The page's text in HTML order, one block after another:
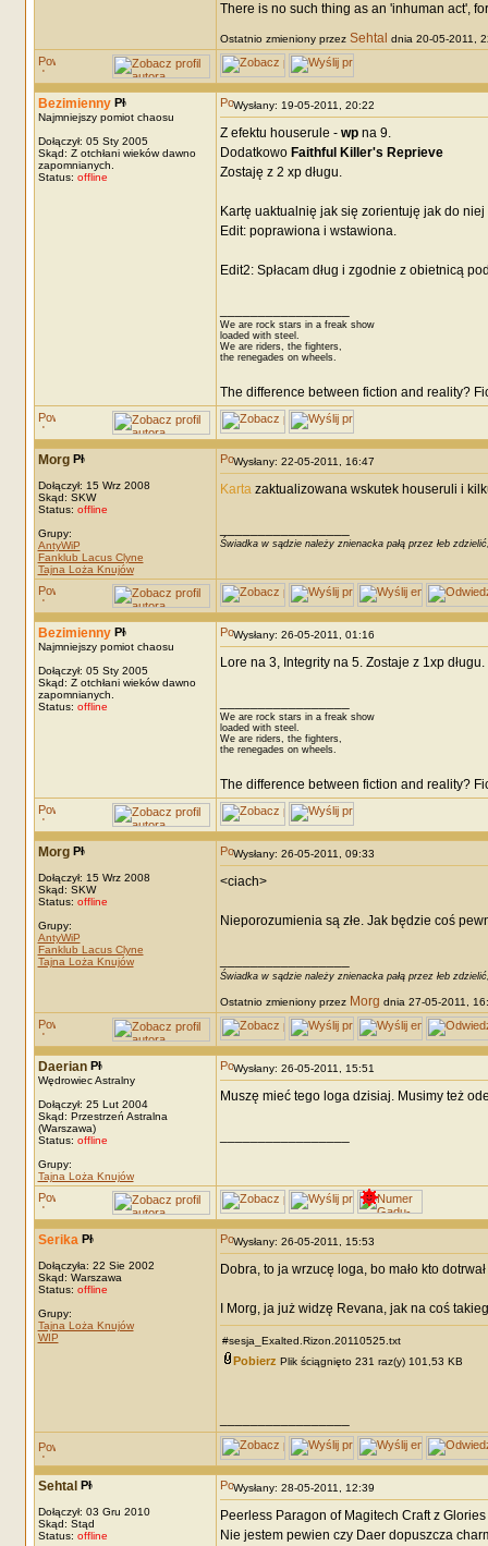
There is no such thing as an 'inhuman act',
Ostatnio zmieniony przez Sehtal dnia 20-05-2011,
Bezimienny
Najmniejszy pomiot chaosu
Dołączył: 05 Sty 2005
Skąd: Z otchłani wieków dawno
zapomnianych.
Status: offline
Wysłany: 19-05-2011, 20:22
Z efektu houserule - wpna 9.
Dodatkowo Faithful Killer's Reprieve
Zostaję z 2 xp długu.
Kartę uaktualnię jak się zorientuję jak do
Edit: poprawiona i wstawiona.
Edit2: Spłacam dług i zgodnie z obietnicą
We are rock stars in a freak show
loaded with steel.
We are riders, the fighters,
the renegades on wheels.
The difference between fiction and reality?
Morg
Dołączył: 15 Wrz 2008
Skąd: SKW
Status: offline
Grupy:
AntyWiP
Fanklub Lacus Clyne
Tajna Loża Knujów
Wysłany: 22-05-2011, 16:47
Kartazaktualizowana wskutek houseruli i
Świadka w sądzie należy znienacka pałą przez łeb
Bezimienny
Najmniejszy pomiot chaosu
Dołączył: 05 Sty 2005
Skąd: Z otchłani wieków dawno
zapomnianych.
Status: offline
Wysłany: 26-05-2011, 01:16
Lore na 3, Integrity na 5. Zostaje z 1xp długu.
We are rock stars in a freak show
loaded with steel.
We are riders, the fighters,
the renegades on wheels.
The difference between fiction and reality?
Morg
Dołączył: 15 Wrz 2008
Skąd: SKW
Status: offline
Grupy:
AntyWiP
Fanklub Lacus Clyne
Tajna Loża Knujów
Wysłany: 26-05-2011, 09:33
<ciach>
Nieporozumienia są złe. Jak będzie coś
Świadka w sądzie należy znienacka pałą przez łeb
Ostatnio zmieniony przez Morg dnia 27-05-2011,
Daerian
Wędrowiec Astralny
Dołączył: 25 Lut 2004
Skąd: Przestrzeń Astralna
(Warszawa)
Status: offline
Grupy:
Tajna Loża Knujów
Wysłany: 26-05-2011, 15:51
Muszę mieć tego loga dzisiaj. Musimy też
Serika
Dołączyła: 22 Sie 2002
Skąd: Warszawa
Status: offline
Grupy:
Tajna Loża Knujów
WIP
Wysłany: 26-05-2011, 15:53
Dobra, to ja wrzucę loga, bo mało kto
I Morg, ja już widzę Revana, jak na coś
#sesja_Exalted.Rizon.20110525.txt
Pobierz Plik ściągnięto 231 raz(y) 101,53 KB
Sehtal
Dołączył: 03 Gru 2010
Skąd: Stąd
Status: offline
Wysłany: 28-05-2011, 12:39
Peerless Paragon of Magitech Craft z
Nie jestem pewien czy Daer dopuszcza